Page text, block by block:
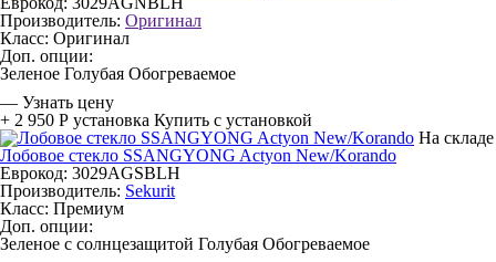
Производитель: Оригинал
Класс: Оригинал
Доп. опции:
Зеленое Голубая Обогреваемое
— Узнать цену
+ 2 950 Р установка Купить с установкой
На складе
Лобовое стекло SSANGYONG Actyon New/Korando
Еврокод: 3029AGSBLH
Производитель: Sekurit
Класс: Премиум
Доп. опции:
Зеленое с солнцезащитой Голубая Обогреваемое